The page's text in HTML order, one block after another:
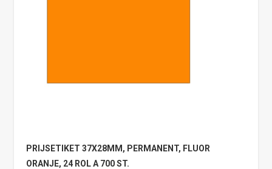
PRIJSETIKET 37X28MM, PERMANENT, FLUOR
ORANJE, 24 ROL A 700 ST.